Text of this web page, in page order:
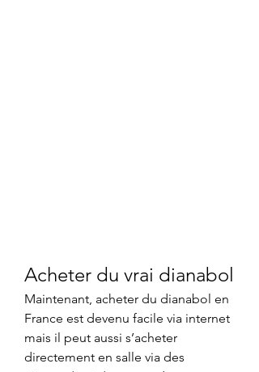
Acheter du vrai dianabol
Maintenant, acheter du dianabol en
France est devenu facile via internet
mais il peut aussi s’acheter
directement en salle via des